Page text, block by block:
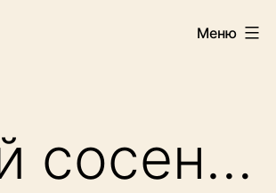
Меню
сосен…